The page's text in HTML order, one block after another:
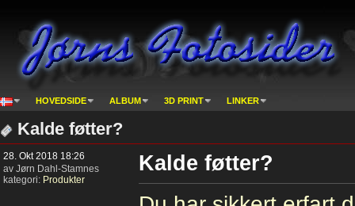
HOVEDSIDE ALBUM 3D PRINT LINKER
Kalde føtter?
28. Okt 2018 18:26
av Jørn Dahl-Stamnes
kategori: Produkter
Kalde føtter?